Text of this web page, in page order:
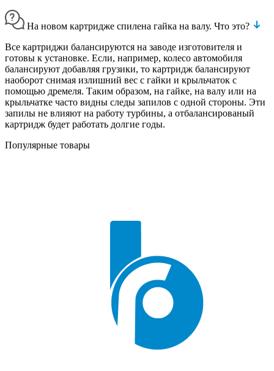
На новом картридже спилена гайка на валу. Что это?
Все картриджи балансируются на заводе изготовителя и
готовы к установке. Если, например, колесо автомобиля
балансируют добавляя грузики, то картридж балансируют
наоборот снимая излишний вес с гайки и крыльчаток с
помощью дремеля. Таким образом, на гайке, на валу или на
крыльчатке часто видны следы запилов с одной стороны. Эти
запилы не влияют на работу турбины, а отбалансированый
картридж будет работать долгие годы.
Популярные товары